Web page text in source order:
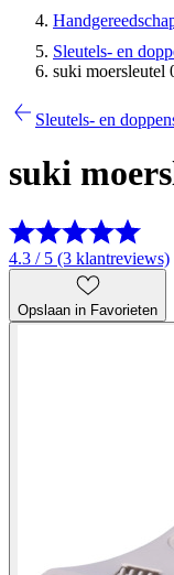
Sleutels- en
suki moersleutel
Sleutels- en
suki
4.3 / 5 (3 klantreviews)
Opslaan in Favorieten